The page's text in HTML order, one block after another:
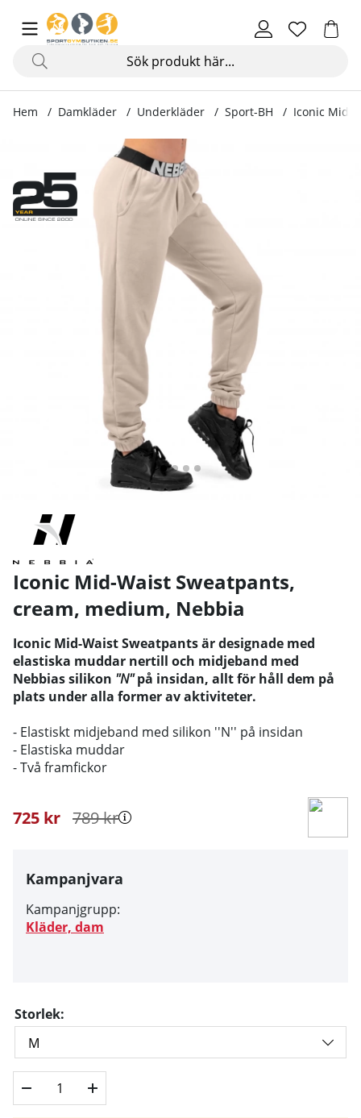
Hem Damkläder Underkläder Sport-BH Iconic Mid-
Produktbilder Iconic Mid-Waist Sweatpants, cream
Iconic Mid-Waist Sweatpants,
cream, medium, Nebbia
Iconic Mid-Waist Sweatpants är designade med
elastiska muddar nertill och midjeband med
Nebbias silikon ''N''på insidan, allt för håll dem på
plats under alla former av aktiviteter.
- Elastiskt midjeband med silikon ''N'' på insidan
- Elastiska muddar
- Två framfickor
789kr
725 kr
Kampanjvara
Kampanjgrupp:
Kläder, dam
Storlek: